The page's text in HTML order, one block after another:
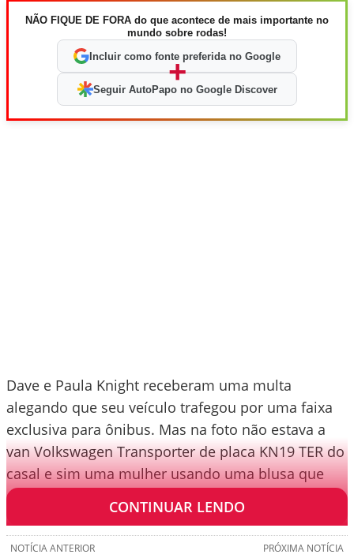
NÃO FIQUE DE FORA do que acontece de mais importante no
mundo sobre rodas!
Incluir como fonte preferida no Google
+
Seguir AutoPapo no Google Discover
Dave e Paula Knight receberam uma multa
alegando que seu veículo trafegou por uma faixa
exclusiva para ônibus. Mas na foto não estava a
van Volkswagen Transporter de placa KN19 TER do
casal e sim uma mulher usando uma blusa que
dizia “knitter” (tricotadora).
CONTINUAR LENDO
PRÓXIMA NOTÍCIA
NOTÍCIA ANTERIOR